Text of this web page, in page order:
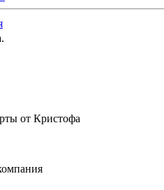
от Кристофа